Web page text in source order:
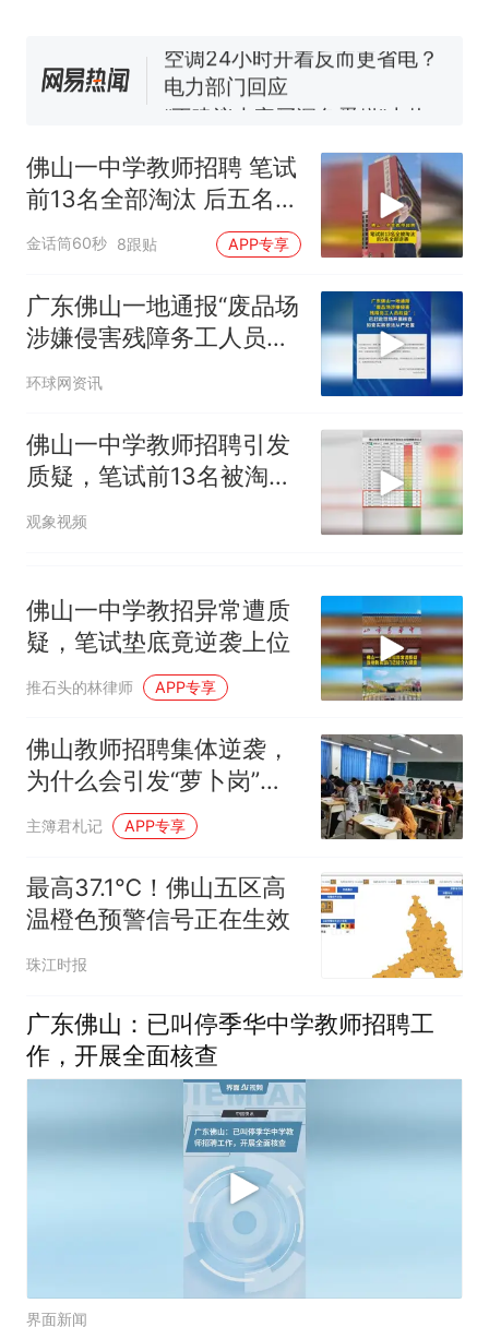
“不建议大家买深色蛋糕”上热
搜，网友：天塌了！
汁，致多名乘客在飞行途中排
队上厕所！乘客：机上100多
人只有2个厕所；客服回应：并
非每架飞机都会发放西梅汁
热
那个在床头放菜刀的女孩，
因老师一句“跟我回家”改写了
佛山一中学教师招聘 笔试
前13名全部淘汰 后五名全
部逆袭
金话筒60秒 8跟贴 APP专享
广东佛山一地通报“废品场
涉嫌侵害残障务工人员权
益”： 已赶赴现场开展核
置
环球网资讯
佛山一中学教师招聘引发
质疑，笔试前13名被淘
汰，后5名进体检，被疑
全面核查
观象视频
佛山一中学教招异常遭质
疑，笔试垫底竟逆袭上位
推石头的林律师 APP专享
佛山教师招聘集体逆袭，
为什么会引发“萝卜岗”质
疑？
主簿君札记 APP专享
最高37.1℃！佛山五区高
温橙色预警信号正在生效
珠江时报
广东佛山：已叫停季华中学教师招聘工
作，开展全面核查
界面新闻